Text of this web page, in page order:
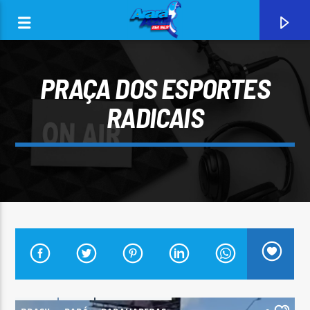
CURRENT TRACK
ARARA AZUL FM 96,9
PRAÇA DOS ESPORTES
RADICAIS